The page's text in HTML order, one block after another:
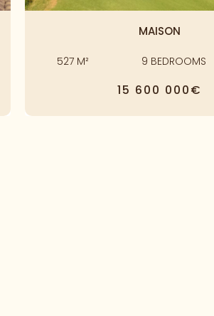
MAISON
527 M² 9 BEDROOMS
15 600 000€